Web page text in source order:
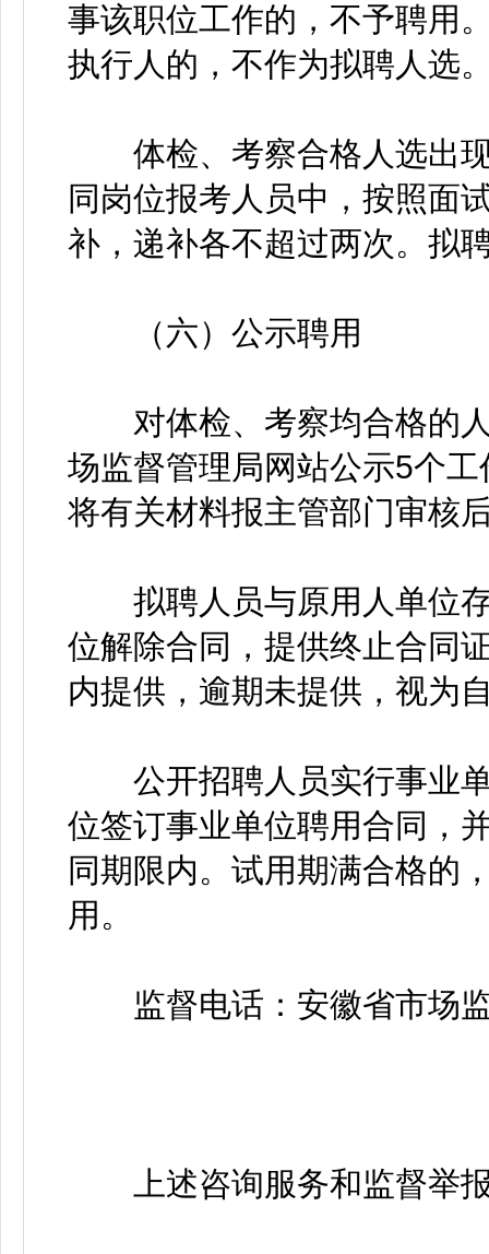
事该职位工作的，不予聘用
执行人的，不作为拟聘人选
体检、考察合格人选出现
同岗位报考人员中，按照面
补，递补各不超过两次。拟
（六）公示聘用
对体检、考察均合格的人
场监督管理局网站公示5个
将有关材料报主管部门审核
拟聘人员与原用人单位存
位解除合同，提供终止合同
内提供，逾期未提供，视为
公开招聘人员实行事业单
位签订事业单位聘用合同，
同期限内。试用期满合格的
用。
监督电话：安徽省市场监
上述咨询服务和监督举报